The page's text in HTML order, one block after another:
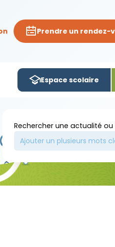
Prendre un rendez-
Espace scolaire
Rechercher une actualité